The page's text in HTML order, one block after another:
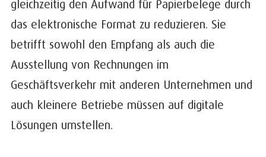
gleichzeitig den Aufwand für Papierbelege durch
das elektronische Format zu reduzieren. Sie
betrifft sowohl den Empfang als auch die
Ausstellung von Rechnungen im
Geschäftsverkehr mit anderen Unternehmen und
auch kleinere Betriebe müssen auf digitale
Lösungen umstellen.